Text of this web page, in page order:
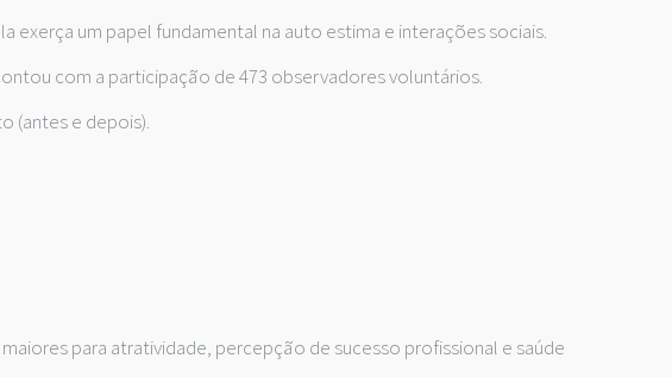
exerça um papel fundamental na auto estima e interações sociais.
com a participação de 473 observadores voluntários.
(antes e depois).
para atratividade, percepção de sucesso profissional e saúde